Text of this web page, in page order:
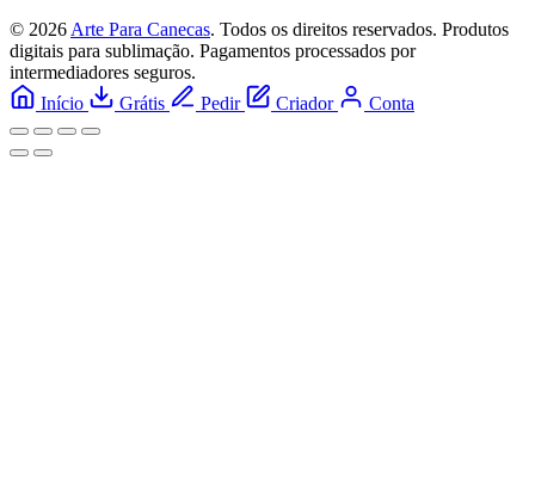
© 2026 Arte Para Canecas. Todos os direitos reservados. Produtos
digitais para sublimação. Pagamentos processados por
intermediadores seguros.
Início
Grátis Pedir Criador Conta